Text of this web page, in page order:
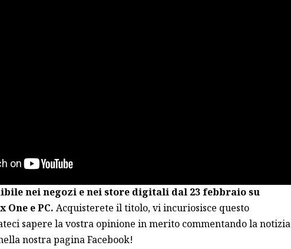
nei negozi e nei store digitali dal 23 febbraio su
One e PC. Acquisterete il titolo, vi incuriosisce questo
sapere la vostra opinione in merito commentando la notizia
nostra pagina Facebook!